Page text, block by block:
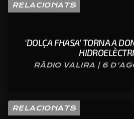
RELACIONATS
‘DOLÇA FHASA’ TORNA A
RÀDIO VALIRA | 6
RELACIONATS